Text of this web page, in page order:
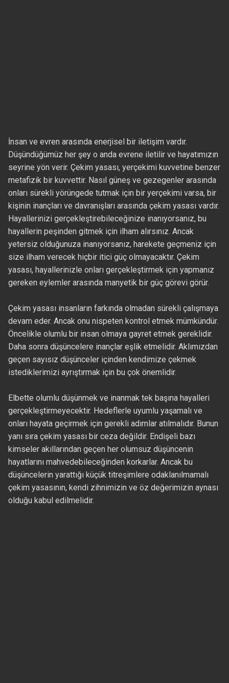
İnsan ve evren arasında enerjisel bir iletişim vardır.
Düşündüğümüz her şey o anda evrene iletilir ve hayatımızın
seyrine yön verir. Çekim yasası, yerçekimi kuvvetine benzer
metafizik bir kuvvettir. Nasıl güneş ve gezegenler arasında
onları sürekli yörüngede tutmak için bir yerçekimi varsa, bir
kişinin inançları ve davranışları arasında çekim yasası vardır.
Hayallerinizi gerçekleştirebileceğinize inanıyorsanız, bu
hayallerin peşinden gitmek için ilham alırsınız. Ancak
yetersiz olduğunuza inanıyorsanız, harekete geçmeniz için
size ilham verecek hiçbir itici güç olmayacaktır. Çekim
yasası, hayallerinizle onları gerçekleştirmek için yapmanız
gereken eylemler arasında manyetik bir güç görevi görür.
Çekim yasası insanların farkında olmadan sürekli çalışmaya
devam eder. Ancak onu nispeten kontrol etmek mümkündür.
Öncelikle olumlu bir insan olmaya gayret etmek gereklidir.
Daha sonra düşüncelere inançlar eşlik etmelidir. Aklımızdan
geçen sayısız düşünceler içinden kendimize çekmek
istediklerimizi ayrıştırmak için bu çok önemlidir.
Elbette olumlu düşünmek ve inanmak tek başına hayalleri
gerçekleştirmeyecektir. Hedeflerle uyumlu yaşamalı ve
onları hayata geçirmek için gerekli adımlar atılmalıdır. Bunun
yanı sıra çekim yasası bir ceza değildir. Endişeli bazı
kimseler akıllarından geçen her olumsuz düşüncenin
hayatlarını mahvedebileceğinden korkarlar. Ancak bu
düşüncelerin yarattığı küçük titreşimlere odaklanılmamalı
çekim yasasının, kendi zihnimizin ve öz değerimizin aynası
olduğu kabul edilmelidir.